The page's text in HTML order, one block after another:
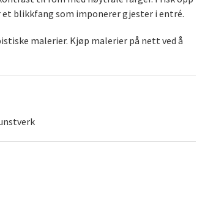
blikkfang som imponerer gjester i entré.
malerier. Kjøp malerier på nett ved å